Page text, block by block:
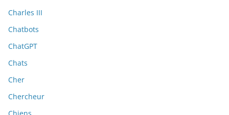
Charles III
Chatbots
ChatGPT
Chats
Cher
Chercheur